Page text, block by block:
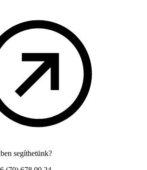
segíthetünk?